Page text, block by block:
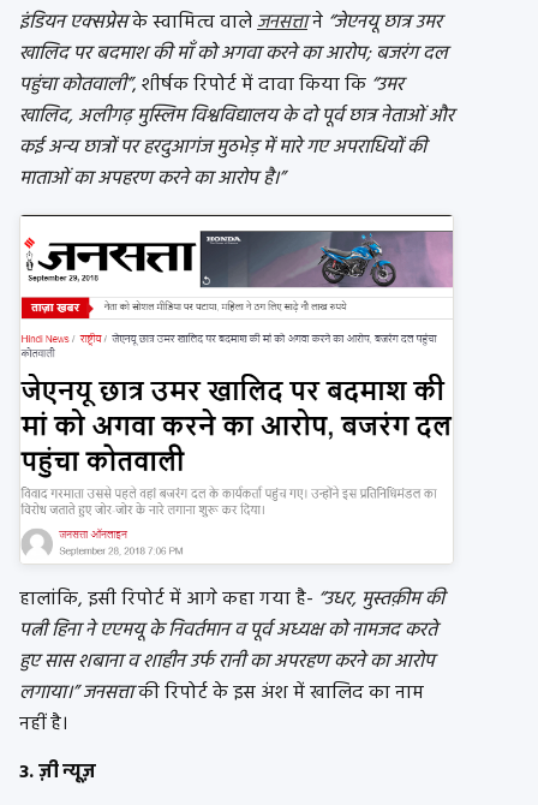
इंडियन एक्सप्रेसके स्वामित्व वालेजनसत्ताने “जेएनयू छात्र उमर
खालिद पर बदमाश की माँ को अगवा करने का आरोप; बजरंग दल
पहुंचा कोतवाली”, शीर्षक रिपोर्ट में दावा किया कि “उमर
खालिद, अलीगढ़ मुस्लिम विश्वविद्यालय के दो पूर्व छात्र नेताओं और
कई अन्य छात्रों पर हरदुआगंज मुठभेड़ में मारे गए अपराधियों की
माताओं का अपहरण करने का आरोप है।”
हालांकि, इसी रिपोर्ट में आगे कहा गया है- “उधर, मुस्तक़ीम की
पत्नी हिना ने एएमयू के निवर्तमान व पूर्व अध्यक्ष को नामजद करते
हुए सास शबाना व शाहीन उर्फ रानी का अपरहण करने का आरोप
लगाया।”जनसत्ताकी रिपोर्ट के इस अंश में खालिद का नाम
नहीं है।
3. ज़ी न्यूज़